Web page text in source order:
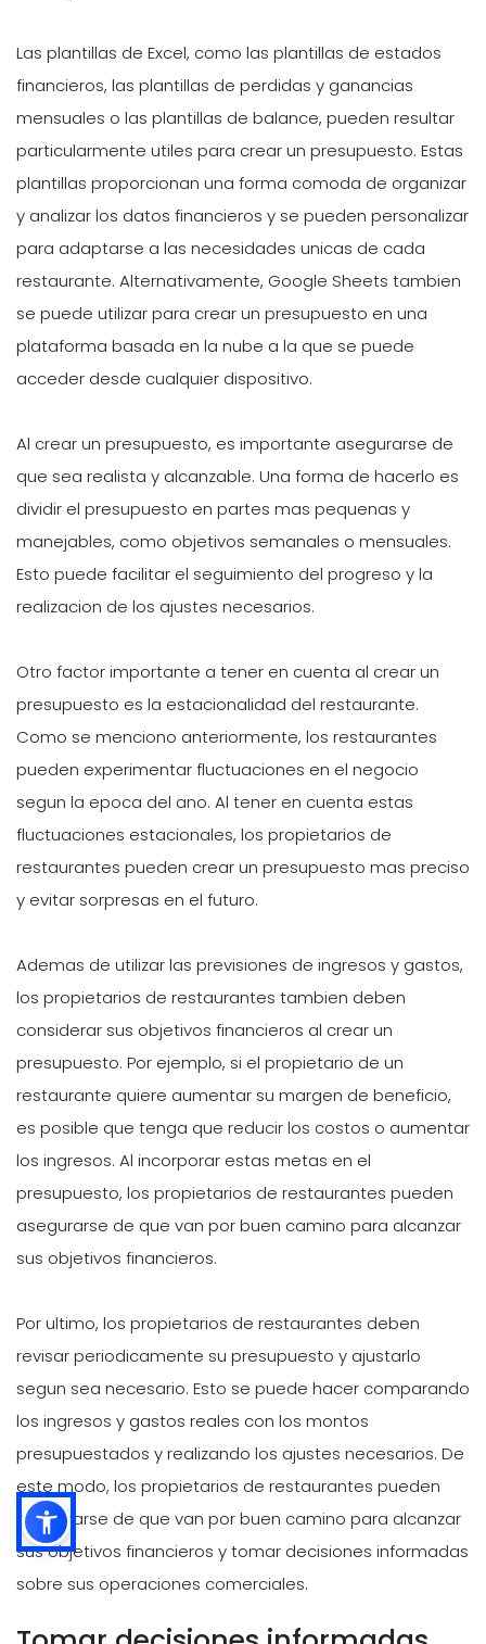
Las plantillas de Excel, como las plantillas de estados
financieros, las plantillas de perdidas y ganancias
mensuales o las plantillas de balance, pueden resultar
particularmente utiles para crear un presupuesto. Estas
plantillas proporcionan una forma comoda de organizar
y analizar los datos financieros y se pueden personalizar
para adaptarse a las necesidades unicas de cada
restaurante. Alternativamente, Google Sheets tambien
se puede utilizar para crear un presupuesto en una
plataforma basada en la nube a la que se puede
acceder desde cualquier dispositivo.
Al crear un presupuesto, es importante asegurarse de
que sea realista y alcanzable. Una forma de hacerlo es
dividir el presupuesto en partes mas pequenas y
manejables, como objetivos semanales o mensuales.
Esto puede facilitar el seguimiento del progreso y la
realizacion de los ajustes necesarios.
Otro factor importante a tener en cuenta al crear un
presupuesto es la estacionalidad del restaurante.
Como se menciono anteriormente, los restaurantes
pueden experimentar fluctuaciones en el negocio
segun la epoca del ano. Al tener en cuenta estas
fluctuaciones estacionales, los propietarios de
restaurantes pueden crear un presupuesto mas preciso
y evitar sorpresas en el futuro.
Ademas de utilizar las previsiones de ingresos y gastos,
los propietarios de restaurantes tambien deben
considerar sus objetivos financieros al crear un
presupuesto. Por ejemplo, si el propietario de un
restaurante quiere aumentar su margen de beneficio,
es posible que tenga que reducir los costos o aumentar
los ingresos. Al incorporar estas metas en el
presupuesto, los propietarios de restaurantes pueden
asegurarse de que van por buen camino para alcanzar
sus objetivos financieros.
Por ultimo, los propietarios de restaurantes deben
revisar periodicamente su presupuesto y ajustarlo
segun sea necesario. Esto se puede hacer comparando
los ingresos y gastos reales con los montos
presupuestados y realizando los ajustes necesarios. De
este modo, los propietarios de restaurantes pueden
asegurarse de que van por buen camino para alcanzar
sus objetivos financieros y tomar decisiones informadas
sobre sus operaciones comerciales.